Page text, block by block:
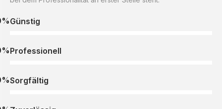
Günstig
Professionell
Sorgfältig